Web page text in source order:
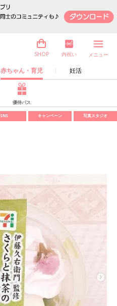
赤ちゃん・育児 妊活
SHOP 内祝い メニュー
優待パス
SNS キャンペーン 写真スタジオ